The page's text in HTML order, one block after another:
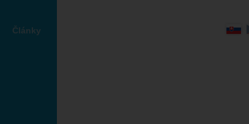
Články